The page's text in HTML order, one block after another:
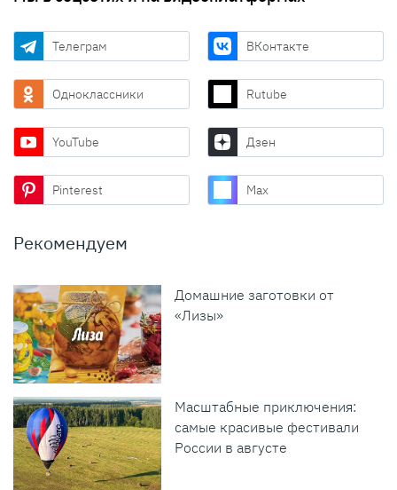
Телеграм ВКонтакте
Одноклассники Rutube
YouTube Дзен
Pinterest Max
Рекомендуем
Домашние заготовки от
«Лизы»
Масштабные приключения:
самые красивые фестивали
России в августе